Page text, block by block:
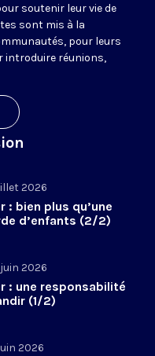
soutenir leur vie de
sont mis à la
pour leurs
introduire réunions,
2026
: bien plus qu’une
d’enfants (2/2)
2026
: une responsabilité
(1/2)
2026